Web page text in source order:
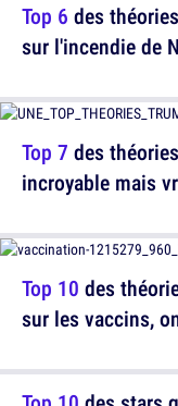
Top 6 des
sur l'incendie de
Top 10 des
sur les vaccins,
Top 7 des
incroyable mais